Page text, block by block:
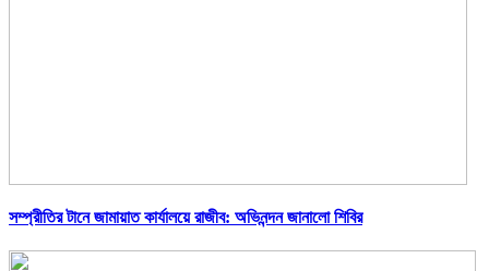
সম্প্রীতির টানে জামায়াত কার্যালয়ে রাজীব: অভিনন্দন জানালো শিবির